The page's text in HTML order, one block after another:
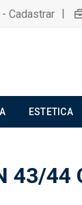
Cadastrar |
ESTETICA
43/44